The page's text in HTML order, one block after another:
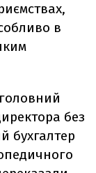
в
без
бухгалтер